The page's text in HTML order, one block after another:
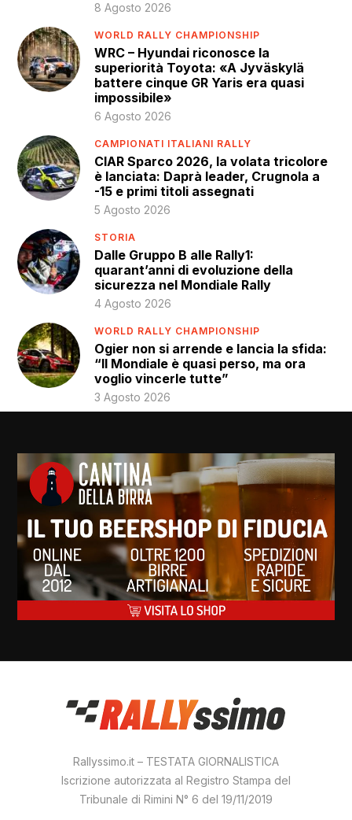
8 Agosto 2026
WORLD RALLY CHAMPIONSHIP
WRC – Hyundai riconosce la
superiorità Toyota: «A Jyväskylä
battere cinque GR Yaris era quasi
impossibile»
6 Agosto 2026
CAMPIONATI ITALIANI RALLY
CIAR Sparco 2026, la volata tricolore
è lanciata: Daprà leader, Crugnola a
-15 e primi titoli assegnati
5 Agosto 2026
STORIA
Dalle Gruppo B alle Rally1:
quarant’anni di evoluzione della
sicurezza nel Mondiale Rally
4 Agosto 2026
WORLD RALLY CHAMPIONSHIP
Ogier non si arrende e lancia la sfida:
“Il Mondiale è quasi perso, ma ora
voglio vincerle tutte”
3 Agosto 2026
Rallyssimo.it – TESTATA GIORNALISTICA
Iscrizione autorizzata al Registro Stampa del
Tribunale di Rimini N° 6 del 19/11/2019